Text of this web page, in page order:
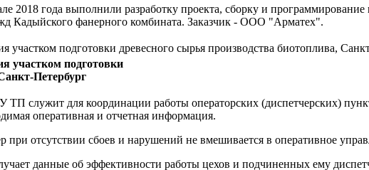
года выполнили разработку проекта, сборку и
Кадыйского фанерного комбината. Заказчик - ООО "Арматех".
участком подготовки
Петербург
служит для координации работы операторских (диспетчерских)
оперативная и отчетная информация.
при отсутствии сбоев и нарушений не вмешивается в опера­тивное
данные об эффективности работы цехов и подчиненных ему